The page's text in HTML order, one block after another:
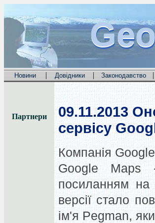
Новини | Довідники | Законодавство |
Партнери 09.11.2013
сервісу
Компанія
Google Maps
посиланням
версії стало
ім'я Pegman,